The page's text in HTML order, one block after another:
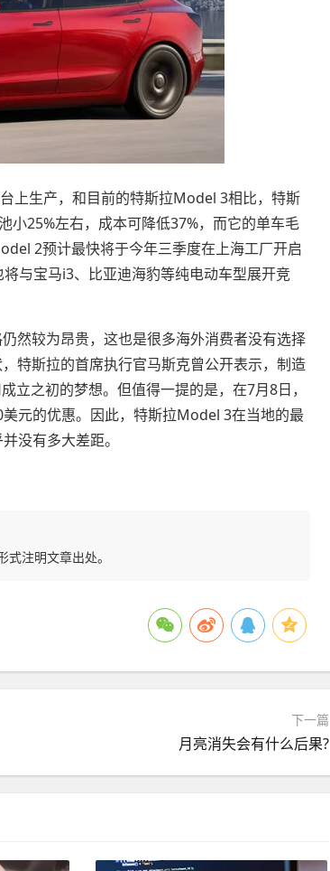
上生产，和目前的特斯拉Model 3相比，特斯
小25%左右，成本可降低37%，而它的单车毛
2预计最快将于今年三季度在上海工厂开启
与宝马i3、比亚迪海豹等纯电动车型展开竞
然较为昂贵，这也是很多海外消费者没有选择
特斯拉的首席执行官马斯克曾公开表示，制造
立之初的梦想。但值得一提的是，在7月8日，
元的优惠。因此，特斯拉Model 3在当地的最
没有多大差距。
注明文章出处。
下一篇
月亮消失会有什么后果?